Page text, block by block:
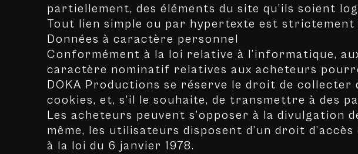
partiellement, des éléments du site qu’ils soient
Tout lien simple ou par hypertexte est
Données à caractère personnel
Conformément à la loi relative à l’informatique,
caractère nominatif relatives aux acheteurs
DOKA Productions se réserve le droit de
cookies, et, s’il le souhaite, de transmettre à des
Les acheteurs peuvent s’opposer à la divulgation
même, les utilisateurs disposent d’un droit
à la loi du 6 janvier 1978.